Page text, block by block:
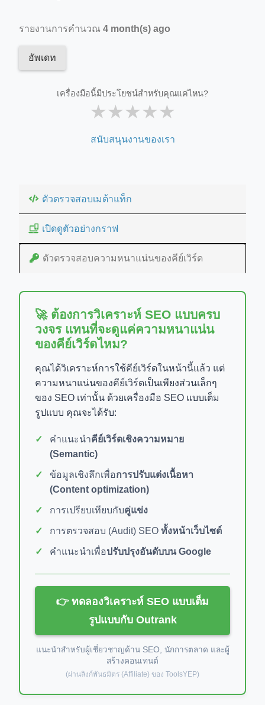
รายงานการคำนวณ 4 month(s) ago
อัพเดท
เครื่องมือนี้มีประโยชน์สำหรับคุณแค่ไหน?
★★★★★
สนับสนุนงานของเรา
ตัวตรวจสอบเมต้าแท็ก
เปิดดูตัวอย่างกราฟ
ตัวตรวจสอบความหนาแน่นของคีย์เวิร์ด
🚀 ต้องการวิเคราะห์ SEO แบบครบ
วงจร แทนที่จะดูแค่ความหนาแน่น
ของคีย์เวิร์ดไหม?
คุณได้วิเคราะห์การใช้คีย์เวิร์ดในหน้านี้แล้ว แต่
ความหนาแน่นของคีย์เวิร์ดเป็นเพียงส่วนเล็กๆ
ของ SEO เท่านั้น ด้วยเครื่องมือ SEO แบบเต็ม
รูปแบบ คุณจะได้รับ:
คำแนะนำคีย์เวิร์ดเชิงความหมาย
(Semantic)
ข้อมูลเชิงลึกเพื่อการปรับแต่งเนื้อหา
(Content optimization)
การเปรียบเทียบกับคู่แข่ง
การตรวจสอบ (Audit) SEO ทั้งหน้าเว็บไซต์
คำแนะนำเพื่อปรับปรุงอันดับบน Google
👉 ทดลองวิเคราะห์ SEO แบบเต็ม
รูปแบบกับ Outrank
แนะนำสำหรับผู้เชี่ยวชาญด้าน SEO, นักการตลาด และผู้
สร้างคอนเทนต์
(ผ่านลิงก์พันธมิตร (Affiliate) ของ ToolsYEP)